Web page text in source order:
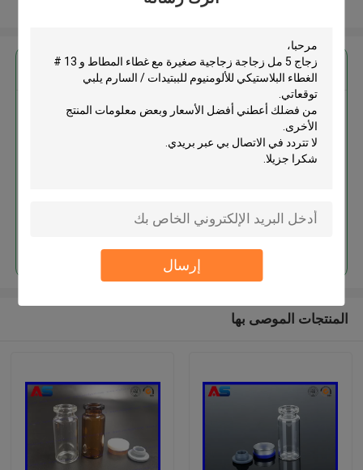
إرسال
عرض المزيد
احصل على افضل سعر ل
زجاج 5 مل زجاجة زجاجية صغيرة مع
البلاستيكي للألومنيوم للببتيدات /
المنتجات الموصى بها